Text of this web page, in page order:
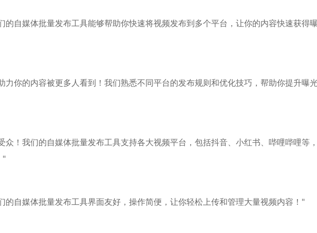
的自媒体批量发布工具能够帮助你快速将视频发布到多个平台，让你的内容快速获得
力你的内容被更多人看到！我们熟悉不同平台的发布规则和优化技巧，帮助你提升曝
众！我们的自媒体批量发布工具支持各大视频平台，包括抖音、小红书、哔哩哔哩等
"
的自媒体批量发布工具界面友好，操作简便，让你轻松上传和管理大量视频内容！"